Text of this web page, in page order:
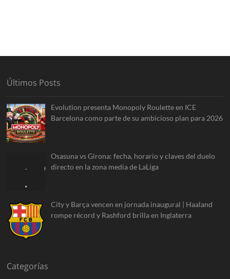
Últimos Posts
Evolution presenta Monopoly Roulette en ICE
Barcelona como parte de su ambicioso plan para 2026
Osasuna vs Girona: fecha, horario y claves del duelo
directo en la zona media de LaLiga
City y Barça vencen en jornada inaugural | Haaland
rompe récord y Rashford brilla en Inglaterra
Categorías